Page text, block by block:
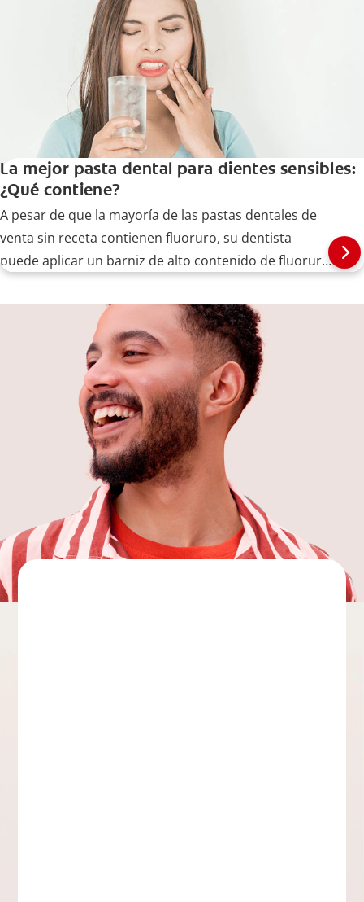
La mejor pasta dental para dientes sensibles:
¿Qué contiene?
A pesar de que la mayoría de las pastas dentales de
venta sin receta contienen fluoruro, su dentista
puede aplicar un barniz de alto contenido de fluoruro